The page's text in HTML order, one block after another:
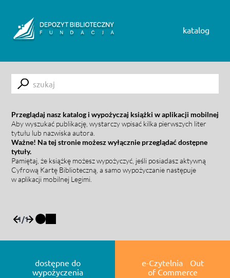
katalog
Submit
Przeglądaj nasz katalog i wypożyczaj książki w aplikacji mobilnej
Aby wyszukać publikację, wystarczy wpisać kilka pierwszych liter
tytułu lub nazwiska autora.
Ważne! Na tej stronie możesz wyłącznie przeglądać dostępne
tytuły.
Pamiętaj, że książkę możesz wypożyczyć, jeśli posiadasz aktywną
Cyfrową Kartę Biblioteczną, a samo wypożyczanie następuje
w aplikacji mobilnej Legimi.
1/1
dostępne do
wypożyczenia
e-Czytelnia Out
of Commerce